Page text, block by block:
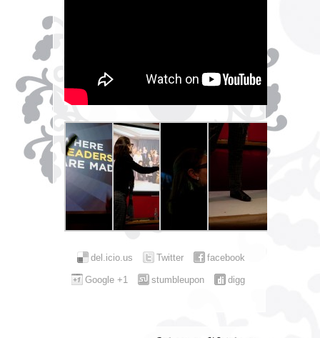
facebook
Twitter
del.icio.us
digg
stumbleupon
Google +1